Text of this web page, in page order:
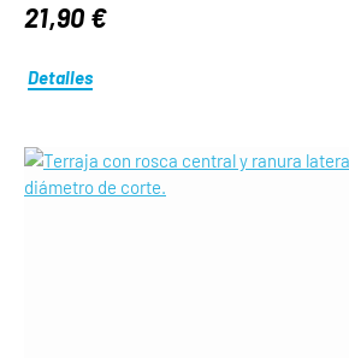
21,90 €
Detalles